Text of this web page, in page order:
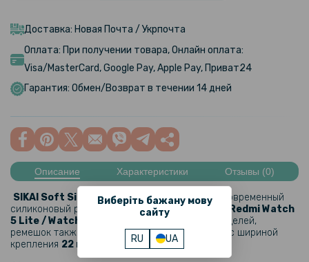
Виберіть бажану мову
сайту
RU UA
Доставка: Новая Почта / Укрпочта
Оплата: При получении товара, Онлайн оплата:
Visa/MasterCard, Google Pay, Apple Pay, Приват24
Гарантия: Обмен/Возврат в течении 14 дней
Описание Характеристики Отзывы (0)
SIKAI Soft Silicone Strap– это стильный и современный
силиконовый ремешок для смартчасов
Xiaomi Redmi Watch
5 Lite / Watch 5 Active
. Кроме заявленных моделей,
ремешок также подходит к другим смартчасам с шириной
крепления 22 мм